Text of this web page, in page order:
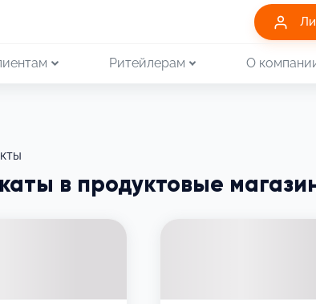
Ритейлерам О
в продуктовые